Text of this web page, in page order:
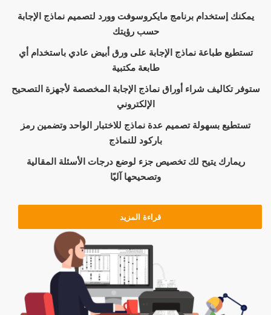
يمكنك إستخدام برنامج مايكروسوفت وورد لتصميم نماذج الإجابة
حسب رؤيتك
تستطيع طباعة نماذج الإجابة على ورق أبيض عادي باستخدام أي
طابعة مكتبية
ستوفر تكاليف شراء أوراق نماذج الإجابة المخصصة لأجهزة التصحيح
الإلكتروني
تستطيع بسهولة تصميم عدة نماذج للاختبار الواحد وتضمين رمز
باركود للنماذج
ريمارك يتيح لك تخصيص جزء لوضع درجات الأسئلة المقالية
وتصحيحها آليًا
قراءة المزيد